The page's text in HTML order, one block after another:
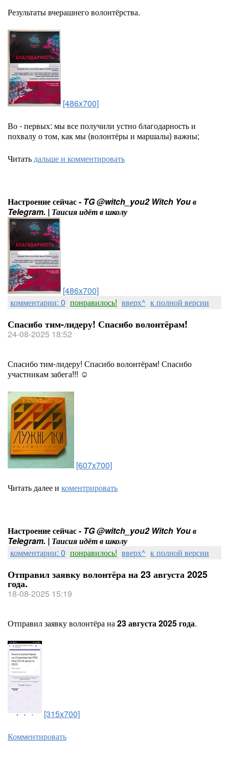
Результаты вчерашнего волонтёрства.
[486x700]
Во - первых: мы все получили устно благодарность и
похвалу о том, как мы (волонтёры и маршалы) важны;
Читатьдальше и комментировать
Настроение сейчас - TG @witch_you2 Witch You в
Telegram. | Таисия идёт в школу
[486x700]
комментарии: 0 понравилось! вверх^ к полной версии
Спасибо тим-лидеру! Спасибо волонтёрам!
24-08-2025 18:52
Спасибо тим-лидеру! Спасибо волонтёрам! Спасибо
участникам забега!!! ☺️
[607x700]
Читать далее и коментрировать
Настроение сейчас - TG @witch_you2 Witch You в
Telegram. | Таисия идёт в школу
комментарии: 0 понравилось! вверх^ к полной версии
Отправил заявку волонтёра на 23 августа 2025
года.
18-08-2025 15:19
Отправил заявку волонтёра на23 августа 2025 года.
[315x700]
Комментировать